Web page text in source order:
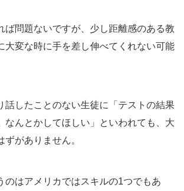
ば問題ないですが、少し距離感のある教
大変な時に手を差し伸べてくれない可能
話したことのない生徒に「テストの結果
なんとかしてほしい」といわれても、大
ずがありません。
のはアメリカではスキルの1つでもあ